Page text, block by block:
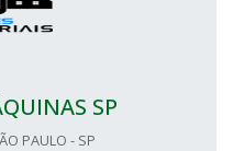
SP
PAULO - SP